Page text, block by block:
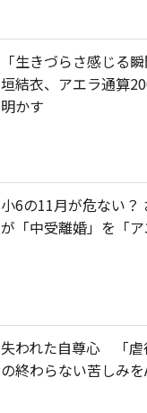
「生きづらさ感じる
垣結衣、アエラ通算
明かす
小6の11月が危ない？
が「中受離婚」を「
失われた自尊心 「虐
の終わらない苦しみを